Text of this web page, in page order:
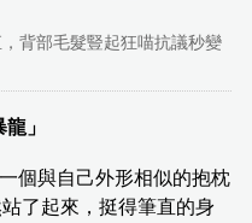
背部毛髮豎起狂喵抗議秒變
」
個與自己外形相似的抱枕
了起來，挺得筆直的身